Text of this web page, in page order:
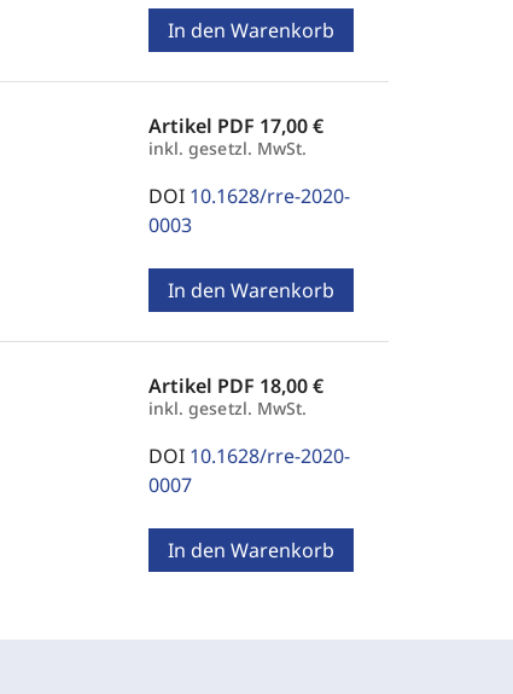
In den Warenkorb
Artikel PDF 17,00 €
inkl. gesetzl. MwSt.
DOI 10.1628/rre-2020-
0003
In den Warenkorb
Artikel PDF 18,00 €
inkl. gesetzl. MwSt.
DOI 10.1628/rre-2020-
0007
In den Warenkorb